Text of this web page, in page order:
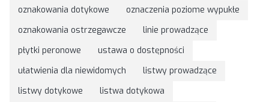
oznakowania dotykowe
oznaczenia poziome wypukłe
oznakowania ostrzegawcze
linie prowadzące
płytki peronowe
ustawa o dostępności
ułatwienia dla niewidomych
listwy prowadzące
listwy dotykowe
listwa dotykowa